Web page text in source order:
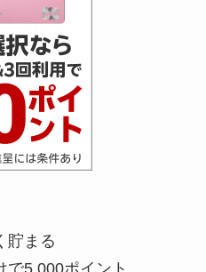
貯まる
で5,000ポイント